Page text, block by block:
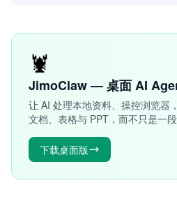
🦞
JimoClaw — 桌面 AI
让 AI 处理本地资料、操控浏览器
文档、表格与 PPT，而不只是一段
下载桌面版